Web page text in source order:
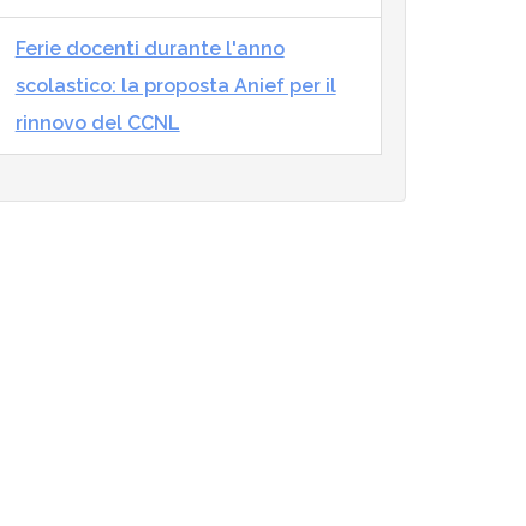
Ferie docenti durante l'anno
scolastico: la proposta Anief per il
rinnovo del CCNL